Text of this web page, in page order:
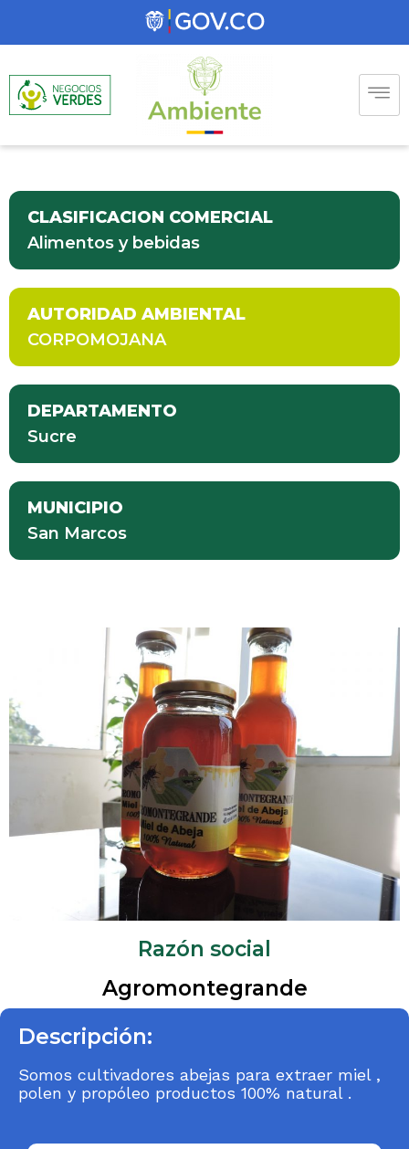
CLASIFICACION COMERCIAL
Alimentos y bebidas
AUTORIDAD AMBIENTAL
CORPOMOJANA
DEPARTAMENTO
Sucre
MUNICIPIO
San Marcos
Razón social
Agromontegrande
Descripción:
Somos cultivadores abejas para extraer miel ,
polen y propóleo productos 100% natural .